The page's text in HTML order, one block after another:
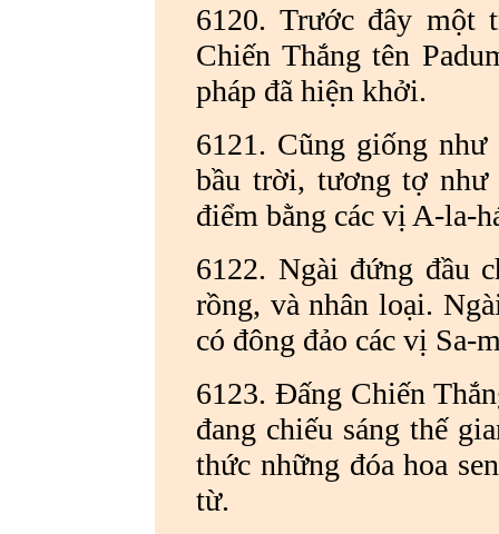
6120. Trước đây một
Chiến Thắng tên
pháp đã hiện khởi.
6121. Cũng giống
bầu trời, tương tợ
điểm bằng các vị A-la-
6122. Ngài đứng đầu
rồng, và nhân loại.
có đông đảo các vị Sa-
6123. Đấng Chiến
đang chiếu sáng thế
thức những đóa hoa
từ.